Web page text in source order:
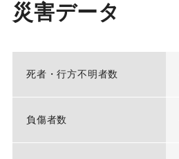
災害データ
死者・行方不明者数
負傷者数